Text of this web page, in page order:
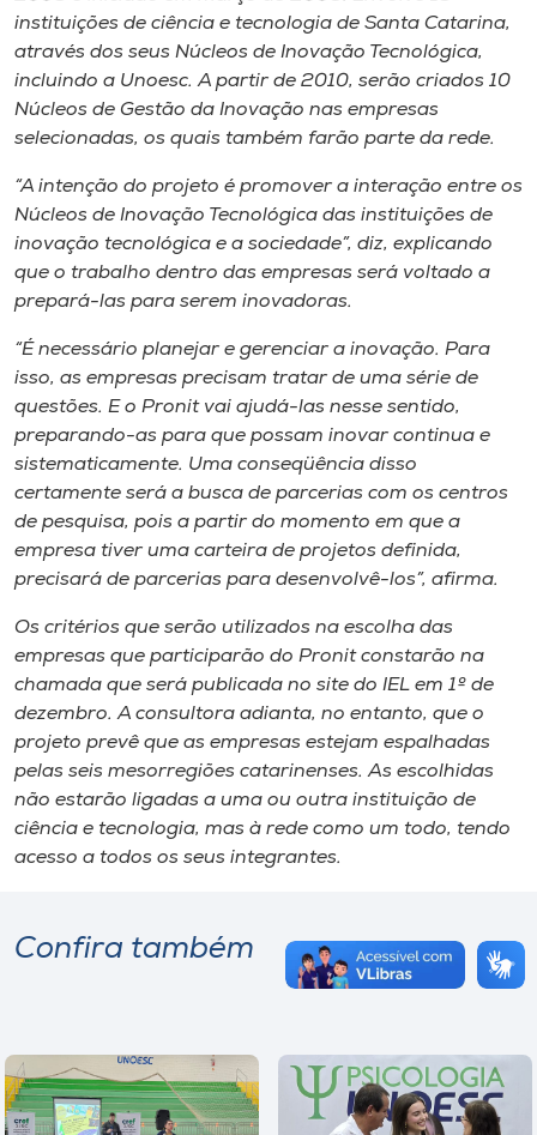
instituições de ciência e tecnologia de Santa Catarina,
através dos seus Núcleos de Inovação Tecnológica,
incluindo a Unoesc. A partir de 2010, serão criados 10
Núcleos de Gestão da Inovação nas empresas
selecionadas, os quais também farão parte da rede.
“A intenção do projeto é promover a interação entre os
Núcleos de Inovação Tecnológica das instituições de
inovação tecnológica e a sociedade”, diz, explicando
que o trabalho dentro das empresas será voltado a
prepará-las para serem inovadoras.
“É necessário planejar e gerenciar a inovação. Para
isso, as empresas precisam tratar de uma série de
questões. E o Pronit vai ajudá-las nesse sentido,
preparando-as para que possam inovar continua e
sistematicamente. Uma conseqüência disso
certamente será a busca de parcerias com os centros
de pesquisa, pois a partir do momento em que a
empresa tiver uma carteira de projetos definida,
precisará de parcerias para desenvolvê-los”, afirma.
Os critérios que serão utilizados na escolha das
empresas que participarão do Pronit constarão na
chamada que será publicada no site do IEL em 1º de
dezembro. A consultora adianta, no entanto, que o
projeto prevê que as empresas estejam espalhadas
pelas seis mesorregiões catarinenses. As escolhidas
não estarão ligadas a uma ou outra instituição de
ciência e tecnologia, mas à rede como um todo, tendo
acesso a todos os seus integrantes.
Confira também